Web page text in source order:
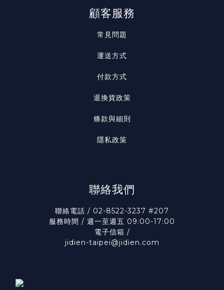
顧客服務
常見問題
運送方式
付款方式
退換貨政策
條款與細則
隱私政策
聯絡我們
聯絡電話 / 02-8522-3237 #207
服務時間 / 週一至週五 09:00-17:00
電子信箱 /
jidien-taipei@jidien.com